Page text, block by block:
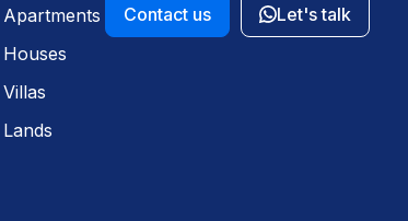
Apartments
Houses
Villas
Lands
Contact us
Let's talk